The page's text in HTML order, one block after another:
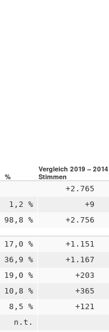
Vergleich 2019 – 2014
% Stimmen
+2.765
1,2 % +9
98,8 % +2.756
17,0 % +1.151
36,9 % +1.167
19,0 % +203
10,8 % +365
8,5 % +121
n.t.